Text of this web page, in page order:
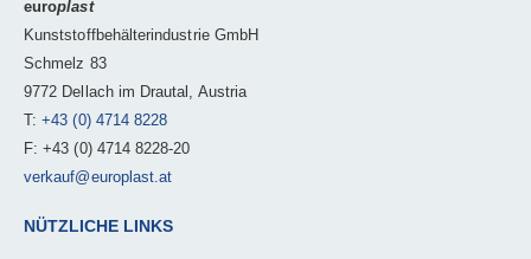
europlast
Kunststoffbehälterindustrie GmbH
Schmelz 83
9772 Dellach im Drautal, Austria
T:+43 (0) 4714 8228
F: +43 (0) 4714 8228-20
verkauf@europlast.at
NÜTZLICHE LINKS